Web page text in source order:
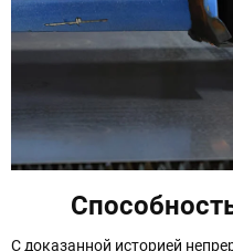
С доказанной историей